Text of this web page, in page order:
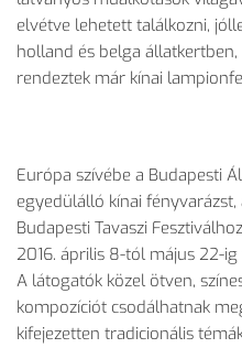
elvétve lehetett találkozni,
holland és belga
rendeztek már kínai
Európa szívébe a Budapesti
egyedülálló kínai
Budapesti Tavaszi
2016. április 8-tól május 22-
A látogatók közel ötven,
kompozíciót csodálhatnak
kifejezetten tradicionális